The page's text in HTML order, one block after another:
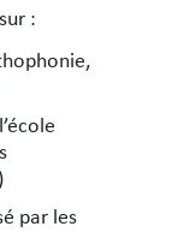
:
par les